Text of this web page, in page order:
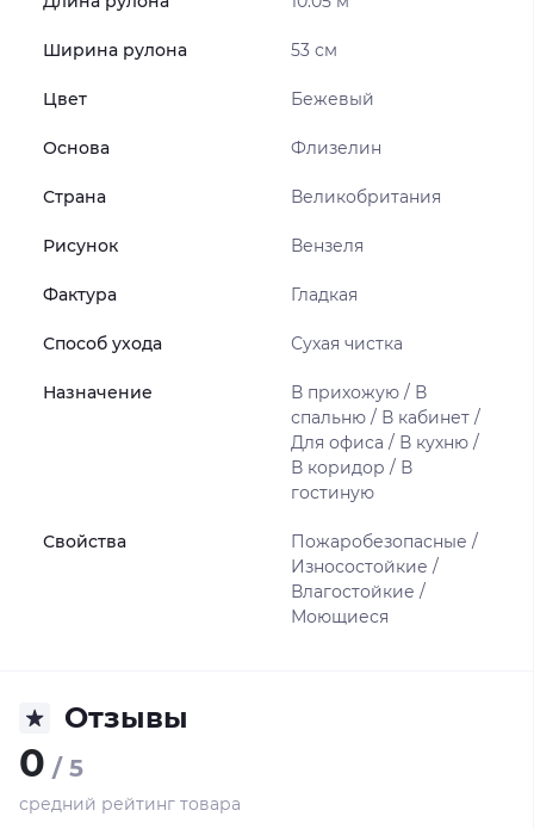
Ширина рулона 53 см
Цвет Бежевый
Основа Флизелин
Страна Великобритания
Рисунок Вензеля
Фактура Гладкая
Способ ухода Сухая чистка
Назначение
В прихожую / В
спальню / В кабинет /
Для офиса / В кухню /
В коридор / В
гостиную
Свойства
Пожаробезопасные /
Износостойкие /
Влагостойкие /
Моющиеся
Отзывы
0 / 5
средний рейтинг товара